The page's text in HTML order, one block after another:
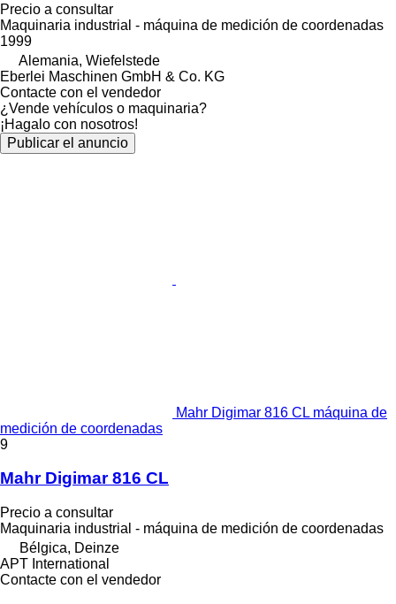
Precio a consultar
Maquinaria industrial - máquina de medición de coordenadas
1999
Alemania, Wiefelstede
Eberlei Maschinen GmbH & Co. KG
Contacte con el vendedor
¿Vende vehículos o maquinaria?
¡Hagalo con nosotros!
Publicar el anuncio
Mahr Digimar 816 CL máquina de
medición de coordenadas
9
Mahr Digimar 816 CL
Precio a consultar
Maquinaria industrial - máquina de medición de coordenadas
Bélgica, Deinze
APT International
Contacte con el vendedor